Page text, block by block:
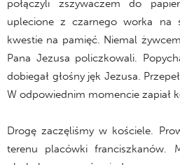
połączyli zszywaczem do
uplecione z czarnego worka na
kwestie na pamięć. Niemal
Pana Jezusa policzkowali.
dobiegał głośny jęk Jezusa.
W odpowiednim momencie zapiał
Drogę zaczęliśmy w kościele.
terenu placówki franciszkanów.